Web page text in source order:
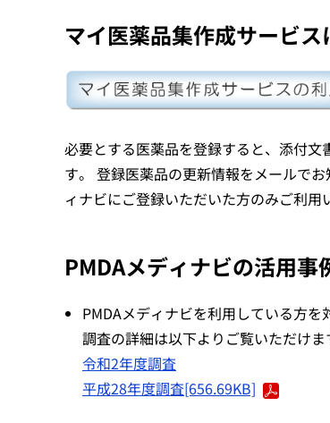
マイ医薬品集作成サービス
必要とする医薬品を登録すると、添付
す。 登録医薬品の更新情報をメールで
ィナビにご登録いただいた方のみご利用
PMDAメディナビの活用事
PMDAメディナビを利用している方
調査の詳細は以下よりご覧いただけま
令和2年度調査
平成28年度調査[656.69KB]